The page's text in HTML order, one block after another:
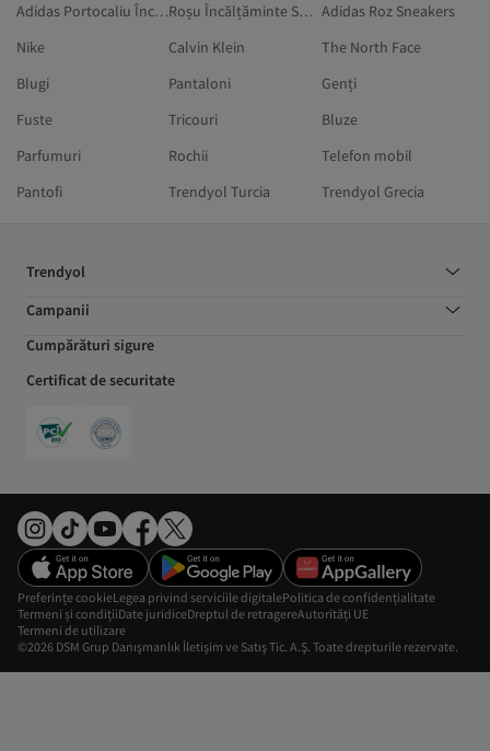
Adidas Portocaliu Încălțăminte Sport
Roșu Încălțăminte Sport Adidas Roz Sneakers
Nike
Calvin Klein
The North Face
Blugi
Pantaloni
Genți
Fuste
Tricouri
Bluze
Parfumuri
Rochii
Telefon mobil
Pantofi
Trendyol Turcia Trendyol Grecia
Trendyol
Campanii
Cumpărături sigure
Certificat de securitate
©2026 DSM Grup Danışmanlık İletişim ve Satış Tic. A.Ş. Toate drepturile rezervate.
Preferințe cookieLegea privind serviciile digitalePolitica de confidențialitate
Termeni și condițiiDate juridiceDreptul de retragereAutorități UE
Termeni de utilizare